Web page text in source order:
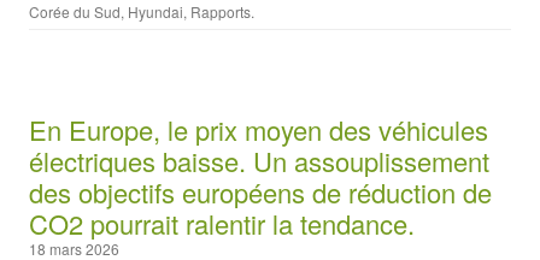
Corée du Sud, Hyundai, Rapports.
En Europe, le prix moyen des véhicules
électriques baisse. Un assouplissement
des objectifs européens de réduction de
CO2 pourrait ralentir la tendance.
18 mars 2026